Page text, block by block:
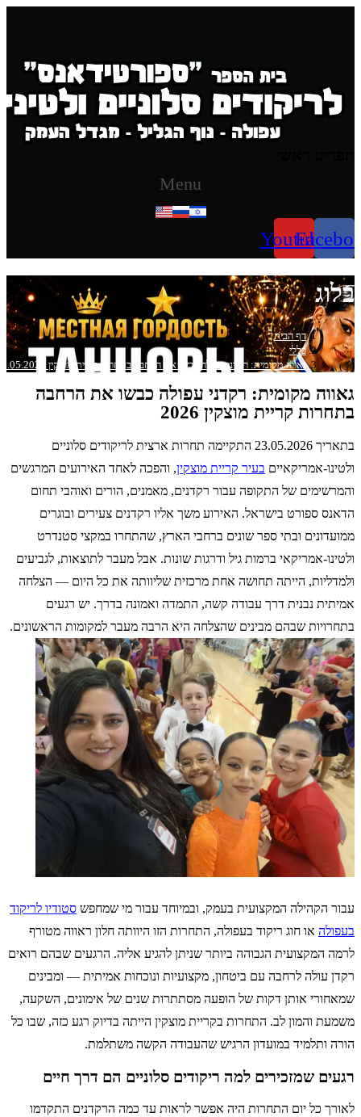
Menu
Youtube
בלוג
דף הבית>
כללי>
גאווה מקומית: רקדני עפולה כבשו את הרחבה בתחרות קריית מוצקין 23.05.2026
גאווה מקומית: רקדני עפולה כבשו את הרחבה
בתחרות קריית מוצקין 2026
בתאריך 23.05.2026 התקיימה תחרות ארצית לריקודים סלוניים
ולטינו-אמריקאיים בעיר קריית מוצקין, והפכה לאחד האירועים המרגשים
והמרשימים של התקופה עבור רקדנים, מאמנים, הורים ואוהבי תחום
הדאנס ספורט בישראל. האירוע משך אליו רקדנים צעירים ובוגרים
ממועדונים ובתי ספר שונים ברחבי הארץ, שהתחרו במקצי סטנדרט
ולטינו-אמריקאי ברמות גיל ודרגות שונות. אבל מעבר לתוצאות, לגביעים
ולמדליות, הייתה תחושה אחת מרכזית שליוותה את כל היום — הצלחה
אמיתית נבנית דרך עבודה קשה, התמדה ואמונה בדרך. יש רגעים
בתחרויות שבהם מבינים שהצלחה היא הרבה מעבר למקומות הראשונים.
עבור הקהילה המקצועית בעמק, ובמיוחד עבור מי שמחפש סטודיו לריקוד
בעפולה או חוג ריקוד בעפולה, התחרות הזו היוותה חלון ראווה מטורף
לרמה המקצועית הגבוהה ביותר שניתן להגיע אליה. הרגעים שבהם רואים
רקדן עולה לרחבה עם ביטחון, מקצועיות ונוכחות אמיתית — ומבינים
שמאחורי אותן דקות של הופעה מסתתרות שנים של אימונים, השקעה,
משמעת והמון לב. התחרות בקריית מוצקין הייתה בדיוק רגע כזה, שבו כל
הורה ותלמיד במועדון הרגיש שהעבודה הקשה משתלמת.
רגעים שמזכירים למה ריקודים סלוניים הם דרך חיים
לאורך כל יום התחרות היה אפשר לראות עד כמה הרקדנים התקדמו